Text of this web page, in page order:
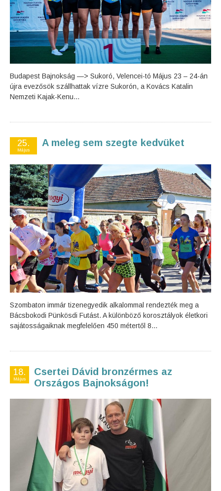
Budapest Bajnokság —> Sukoró, Velencei-tó Május 23 – 24-án
újra evezősök szállhattak vízre Sukorón, a Kovács Katalin
Nemzeti Kajak-Kenu...
25.
Május
A meleg sem szegte kedvüket
Szombaton immár tizenegyedik alkalommal rendezték meg a
Bácsbokodi Pünkösdi Futást. A különböző korosztályok életkori
sajátosságaiknak megfelelően 450 métertől 8...
18.
Május
Csertei Dávid bronzérmes az
Országos Bajnokságon!